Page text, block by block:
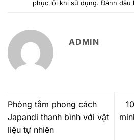
phục lỗi khi sử dụng. Đánh dấu
ADMIN
Phòng tắm phong cách
Japandi thanh bình với vật
liệu tự nhiên